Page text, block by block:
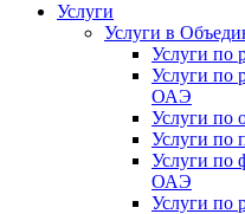
Услуги
Услуги в
Услуги по
Услуги по
ОАЭ
Услуги по
Услуги
Услуги по
ОАЭ
Услуги по